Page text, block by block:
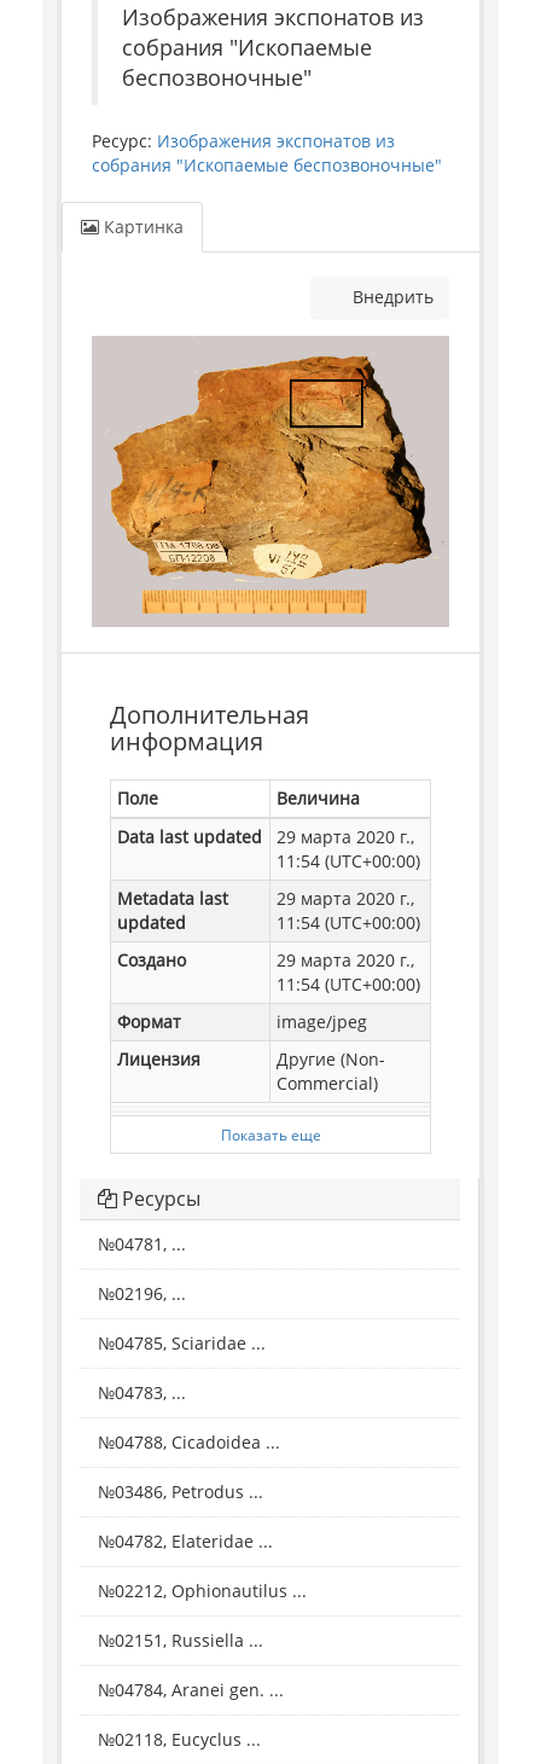
Изображения экспонатов из
собрания "Ископаемые
беспозвоночные"
Ресурс: Изображения экспонатов из
собрания "Ископаемые беспозвоночные"
Картинка
Внедрить
Дополнительная
информация
Поле
Величина
Data last updated
29 марта 2020 г.,
11:54 (UTC+00:00)
Metadata last
updated
29 марта 2020 г.,
11:54 (UTC+00:00)
Создано
29 марта 2020 г.,
11:54 (UTC+00:00)
Формат
image/jpeg
Лицензия
Другие (Non-
Commercial)
Показать еще
Ресурсы
№04781, ...
№02196, ...
№04785, Sciaridae ...
№04783, ...
№04788, Cicadoidea ...
№03486, Petrodus ...
№04782, Elateridae ...
№02212, Ophionautilus ...
№02151, Russiella ...
№04784, Aranei gen. ...
№02118, Eucyclus ...